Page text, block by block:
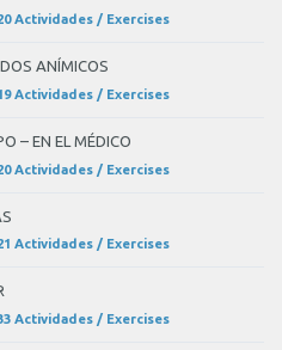
Actividades / Exercises
ANÍMICOS
Actividades / Exercises
– EN EL MÉDICO
Actividades / Exercises
Actividades / Exercises
Actividades / Exercises